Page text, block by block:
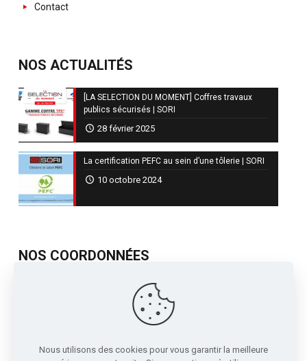
Contact
NOS ACTUALITÉS
[LA SELECTION DU MOMENT] Coffres travaux
publics sécurisés | SORI
28 février 2025
La certification PEFC au sein d’une tôlerie | SORI
10 octobre 2024
NOS COORDONNÉES
717, Avenue de St Quentin
Nous utilisons des cookies pour vous garantir la meilleure